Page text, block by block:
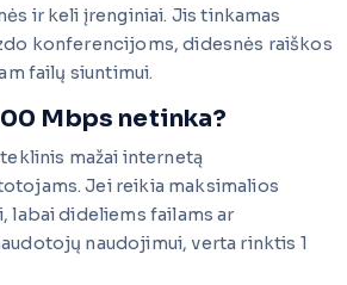
ir keli įrenginiai. Jis tinkamas
konferencijoms, didesnės raiškos
failų siuntimui.
Mbps netinka?
mažai internetą
Jei reikia maksimalios
labai dideliems failams ar
naudojimui, verta rinktis 1